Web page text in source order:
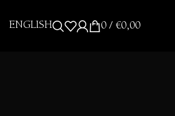
ENGLISH 0/ €0,00